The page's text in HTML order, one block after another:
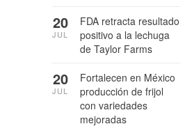
FDA retracta resultado
positivo a la lechuga
de Taylor Farms
20
JUL
Fortalecen en México
producción de frijol
con variedades
mejoradas
20
JUL